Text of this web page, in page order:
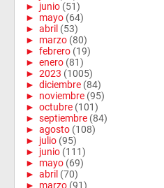
► junio (51)
► mayo (64)
► abril (53)
► marzo (80)
► febrero (19)
► enero (81)
► 2023 (1005)
► diciembre (84)
► noviembre (95)
► octubre (101)
► septiembre (84)
► agosto (108)
► julio (95)
► junio (111)
► mayo (69)
► abril (70)
► marzo (91)